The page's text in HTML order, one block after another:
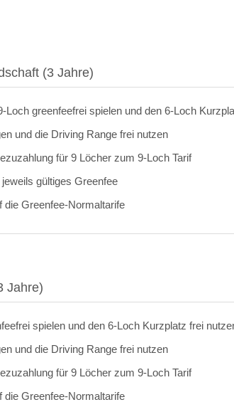
(3 Jahre)
Loch greenfeefrei spielen und den 6-Loch
und die Driving Range frei nutzen
für 9 Löcher zum 9-Loch Tarif
gültiges Greenfee
die Greenfee-Normaltarife
Jahre)
spielen und den 6-Loch Kurzplatz frei
und die Driving Range frei nutzen
für 9 Löcher zum 9-Loch Tarif
die Greenfee-Normaltarife